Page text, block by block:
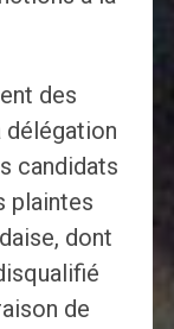
des
délégation
candidats
plaintes
dont
de